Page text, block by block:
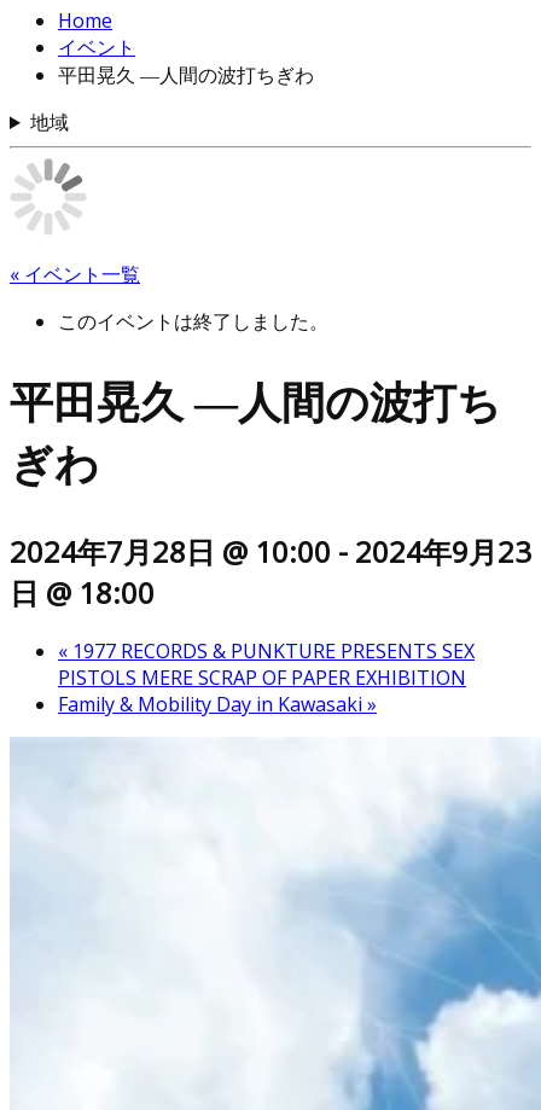
Home
イベント
平田晃久 ―人間の波打ちぎわ
地域
« イベント一覧
このイベントは終了しました。
平田晃久 ―人間の波打ち
ぎわ
2024年7月28日 @ 10:00 - 2024年9月23
日 @ 18:00
« 1977 RECORDS & PUNKTURE PRESENTS SEX
PISTOLS MERE SCRAP OF PAPER EXHIBITION
Family & Mobility Day in Kawasaki »